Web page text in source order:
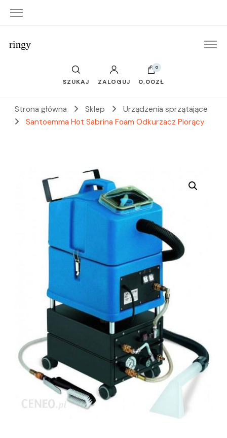
ringy
SZUKAJ ZALOGUJ
0
0,00ZŁ
Strona główna Sklep
Urządzenia sprzątające
Santoemma Hot Sabrina Foam Odkurzacz Piorący